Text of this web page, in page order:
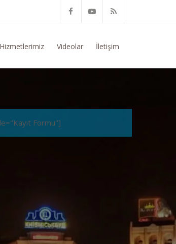
Konusunda Genel Bilgi Talep Ediyorum
Hizmetlerimiz Videolar İletişim
Formu"]